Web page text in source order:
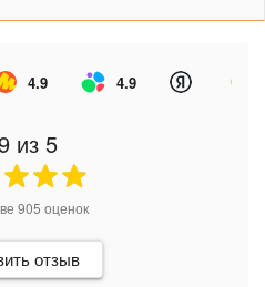
4.9 4.9
из 5
905 оценок
отзыв